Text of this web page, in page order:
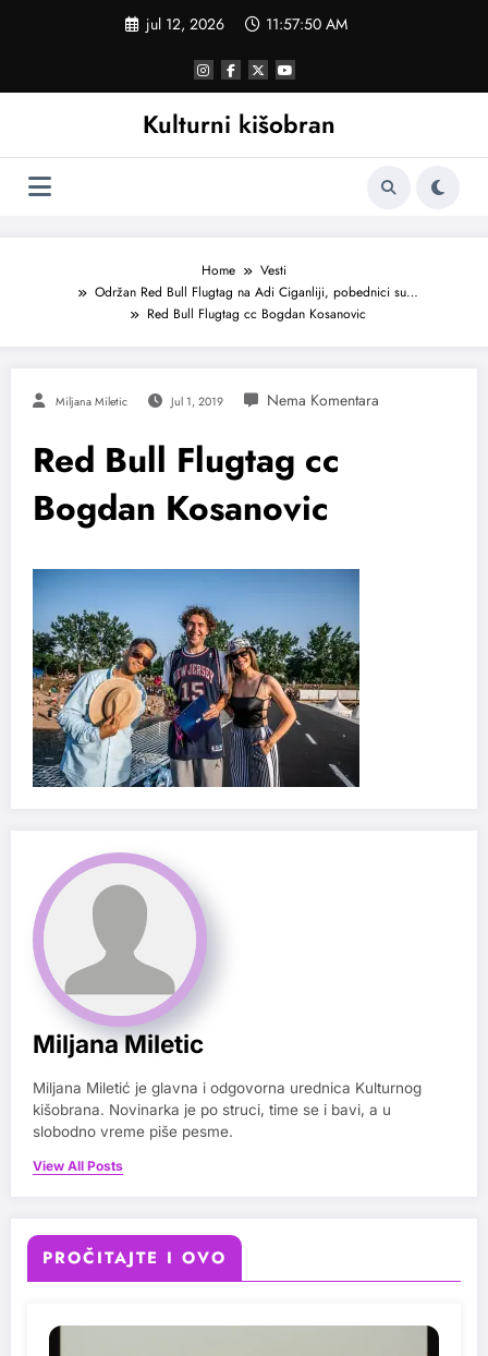
jul 12, 2026 11:57:51 AM
Kulturni kišobran
Home
Vesti
Održan Red Bull Flugtag na Adi Ciganliji, pobednici su…
Red Bull Flugtag cc Bogdan Kosanovic
Miljana Miletic Jul 1, 2019
Red Bull Flugtag cc
Bogdan Kosanovic
Miljana Miletic
Miljana Miletić je glavna i odgovorna urednica Kulturnog
kišobrana. Novinarka je po struci, time se i bavi, a u
slobodno vreme piše pesme.
View All Posts
PROČITAJTE I OVO